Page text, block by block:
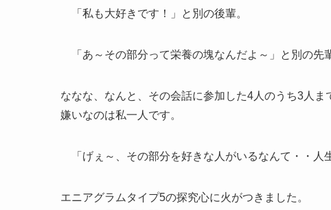
「私も大好きです！」と別の後輩。
「あ～その部分って栄養の塊なんだよ～」と別の先
ななな、なんと、その会話に参加した4人のうち3人ま
嫌いなのは私一人です。
「げぇ～、その部分を好きな人がいるなんて・・人
エニアグラムタイプ5の探究心に火がつきました。